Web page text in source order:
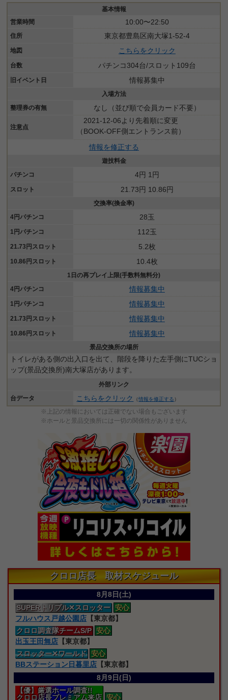
基本情報
営業時間
10:00〜22:50
住所 東京都豊島区南大塚1-52-4
地図 こちらをクリック
台数 パチンコ304台/スロット109台
旧イベント日 情報募集中
入場方法
整理券の有無
なし（並び順で会員カード不要）
注意点
2021-12-06より先着順に変更
（BOOK-OFF側エントランス前）
情報を修正する
遊技料金
パチンコ
4円 1円
スロット 21.73円 10.86円
交換率(換金率)
4円パチンコ
28玉
1円パチンコ 112玉
21.73円スロット 5.2枚
10.86円スロット 10.4枚
1日の再プレイ上限(手数料無料分)
4円パチンコ
情報募集中
1円パチンコ 情報募集中
21.73円スロット 情報募集中
10.86円スロット 情報募集中
景品交換所の場所
トイレがある側の出入口を出て、階段を降りた左手側にTUCショ
ップ(景品交換所)南大塚店があります。
外部リンク
台データ
こちらをクリック （情報を修正する ）
※上記の情報においては正確でない場合もございます
※ホールと景品交換所には一切の関係性がありません
クロロ店長 取材スケジュール
8月8日(土)
SUPERトリプル✕スロッター 安心
フルハウス戸越公園店 【東京都】
クロロ調査隊チームS/P 安心
出玉王田無店 【東京都】
スロッター✕ワールド 安心
BBステーション日暮里店 【東京都】
8月9日(日)
【優】厳選ホール調査!!
クロロ店長プレミアム来店 安心